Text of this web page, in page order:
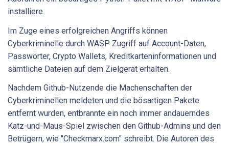
installiere.
Im Zuge eines erfolgreichen Angriffs können
Cyberkriminelle durch WASP Zugriff auf Account-Daten,
Passwörter, Crypto Wallets, Kreditkarteninformationen und
sämtliche Dateien auf dem Zielgerät erhalten.
Nachdem Github-Nutzende die Machenschaften der
Cyberkriminellen meldeten und die bösartigen Pakete
entfernt wurden, entbrannte ein noch immer andauerndes
Katz-und-Maus-Spiel zwischen den Github-Admins und den
Betrügern, wie "Checkmarx.com" schreibt. Die Autoren des